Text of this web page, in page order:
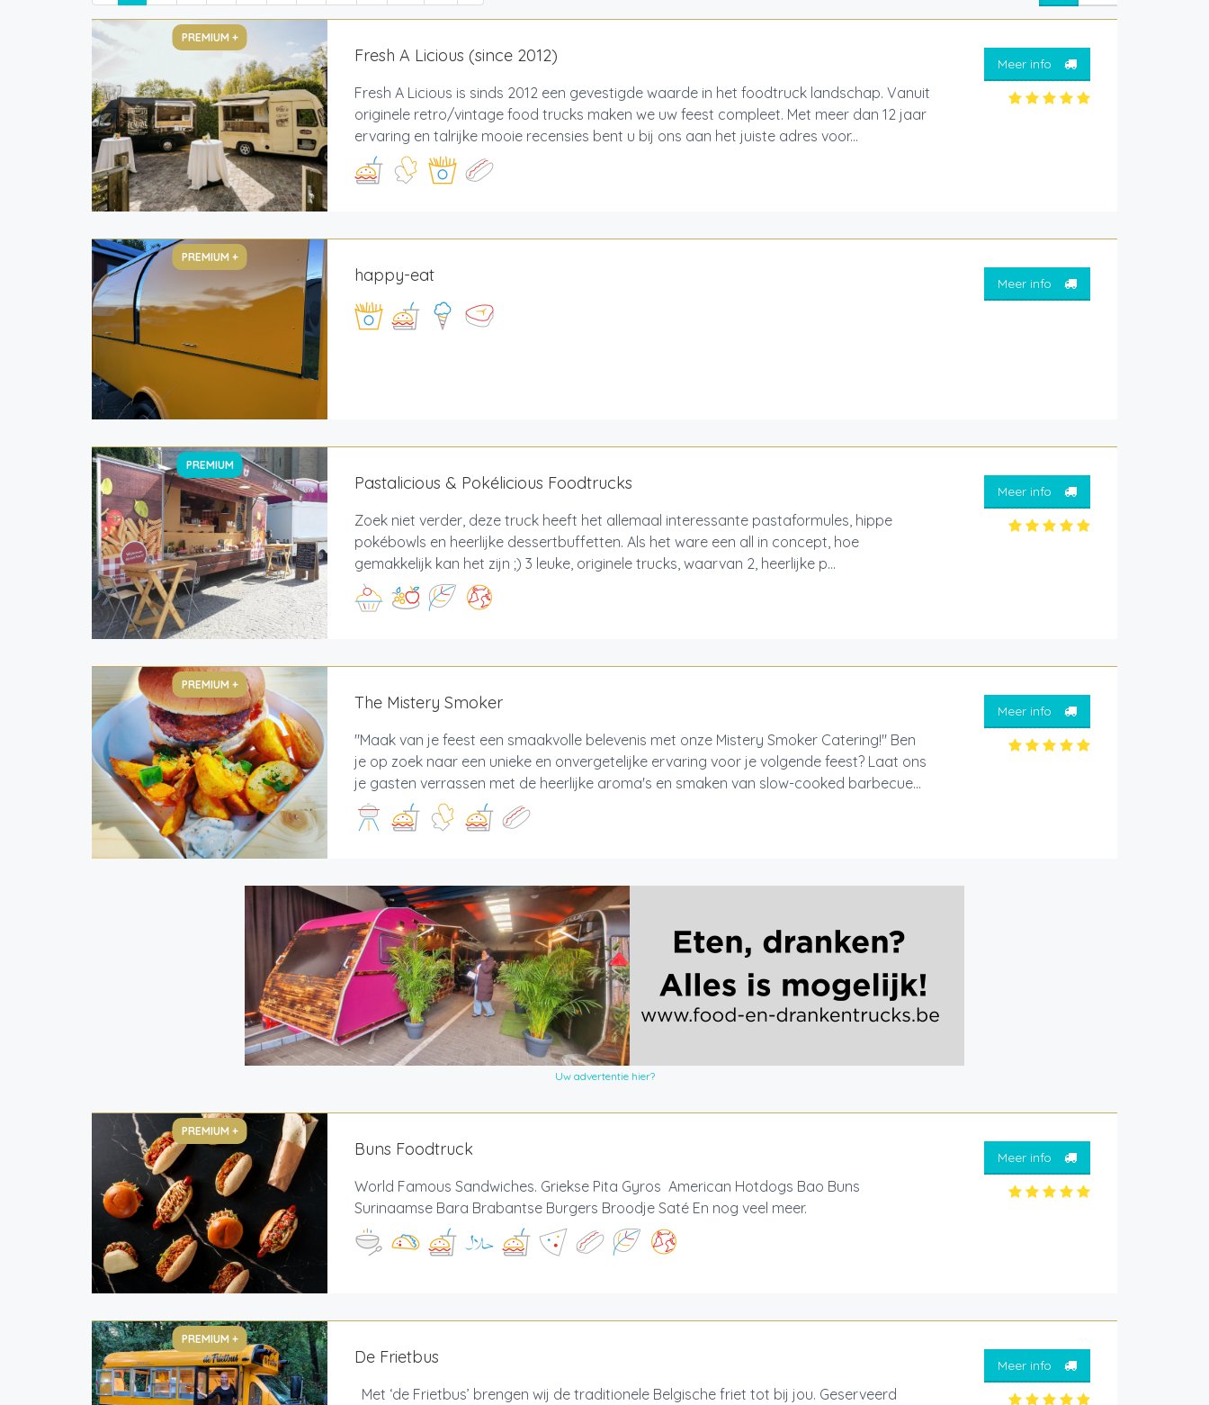
PREMIUM +
Fresh A Licious (since 2012)
Fresh A Licious is sinds 2012 een gevestigde waarde in het foodtruck landschap. Vanuit
originele retro/vintage food trucks maken we uw feest compleet. Met meer dan 12 jaar
ervaring en talrijke mooie recensies bent u bij ons aan het juiste adres voor...
Meer info
PREMIUM +
happy-eat Meer info
PREMIUM
Pastalicious & Pokélicious Foodtrucks
Zoek niet verder, deze truck heeft het allemaal interessante pastaformules, hippe
pokébowls en heerlijke dessertbuffetten. Als het ware een all in concept, hoe
gemakkelijk kan het zijn ;) 3 leuke, originele trucks, waarvan 2, heerlijke p...
Meer info
PREMIUM +
The Mistery Smoker
"Maak van je feest een smaakvolle belevenis met onze Mistery Smoker Catering!" Ben
je op zoek naar een unieke en onvergetelijke ervaring voor je volgende feest? Laat ons
je gasten verrassen met de heerlijke aroma's en smaken van slow-cooked barbecue...
Meer info
Uw advertentie hier?
PREMIUM +
Buns Foodtruck
World Famous Sandwiches. Griekse Pita Gyros American Hotdogs Bao Buns
Surinaamse Bara Brabantse Burgers Broodje Saté En nog veel meer.
Meer info
PREMIUM +
De Frietbus
Met ‘de Frietbus’ brengen wij de traditionele Belgische friet tot bij jou. Geserveerd
Meer info